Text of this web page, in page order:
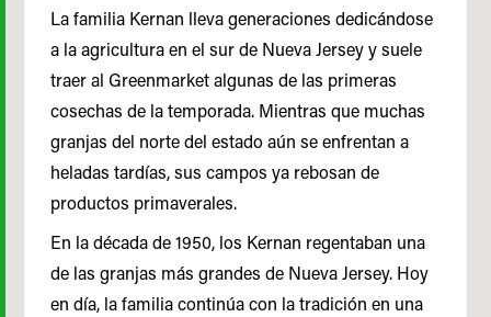
La familia Kernan lleva generaciones dedicándose
a la agricultura en el sur de Nueva Jersey y suele
traer al Greenmarket algunas de las primeras
cosechas de la temporada. Mientras que muchas
granjas del norte del estado aún se enfrentan a
heladas tardías, sus campos ya rebosan de
productos primaverales.
En la década de 1950, los Kernan regentaban una
de las granjas más grandes de Nueva Jersey. Hoy
en día, la familia continúa con la tradición en una